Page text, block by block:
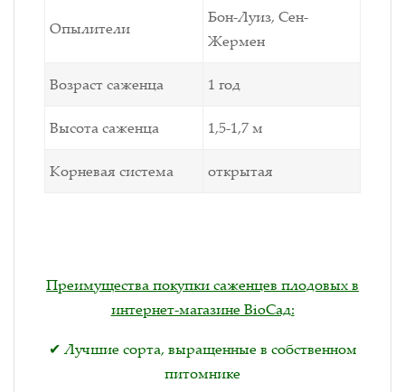
Опылители
Бон-Луиз, Сен-
Жермен
Возраст саженца 1 год
Высота саженца 1,5-1,7 м
Корневая система открытая
Преимущества покупки саженцев плодовых в
интернет-магазине BioСад:
✔ Лучшие сорта, выращенные в собственном
питомнике